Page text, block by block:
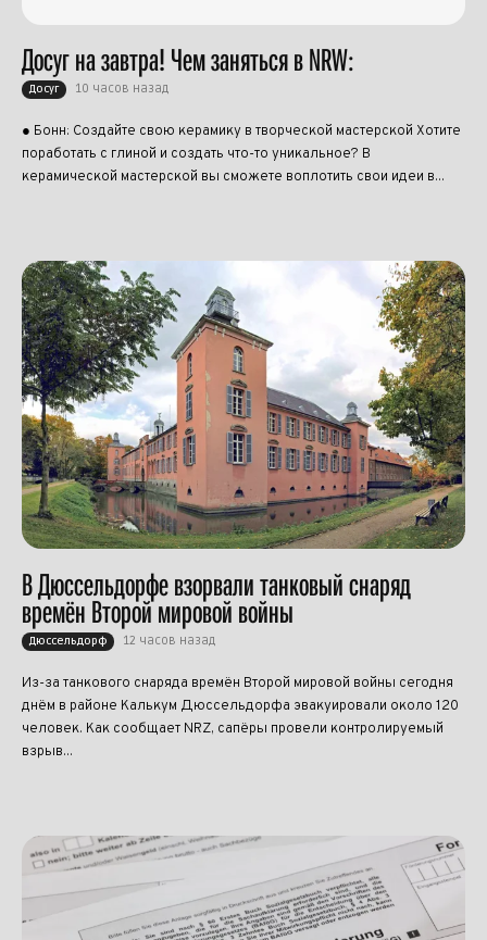
Досуг на завтра! Чем заняться в NRW:
Досуг 10 часов назад
● Бонн: Создайте свою керамику в творческой мастерской Хотите
поработать с глиной и создать что-то уникальное? В
керамической мастерской вы сможете воплотить свои идеи в...
В Дюссельдорфе взорвали танковый снаряд
времён Второй мировой войны
Дюссельдорф 12 часов назад
Из-за танкового снаряда времён Второй мировой войны сегодня
днём в районе Калькум Дюссельдорфа эвакуировали около 120
человек. Как сообщает NRZ, сапёры провели контролируемый
взрыв...